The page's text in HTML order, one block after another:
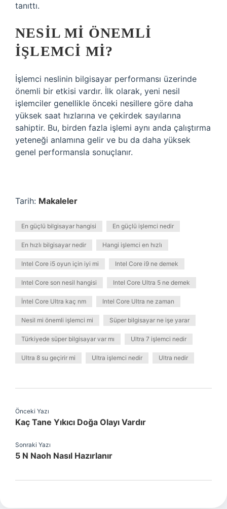
tanıttı.
NESIL MI ÖNEMLI
IŞLEMCI MI?
İşlemci neslinin bilgisayar performansı üzerinde
önemli bir etkisi vardır. İlk olarak, yeni nesil
işlemciler genellikle önceki nesillere göre daha
yüksek saat hızlarına ve çekirdek sayılarına
sahiptir. Bu, birden fazla işlemi aynı anda çalıştırma
yeteneği anlamına gelir ve bu da daha yüksek
genel performansla sonuçlanır.
Tarih: Makaleler
En güçlü bilgisayar hangisi En güçlü işlemci nedir
En hızlı bilgisayar nedir Hangi işlemci en hızlı
Intel Core i5 oyun için iyi mi Intel Core i9 ne demek
Intel Core son nesil hangisi Intel Core Ultra 5 ne demek
İntel Core Ultra kaç nm Intel Core Ultra ne zaman
Nesil mi önemli işlemci mi Süper bilgisayar ne işe yarar
Türkiyede süper bilgisayar var mı Ultra 7 işlemci nedir
Ultra 8 su geçirir mi Ultra işlemci nedir Ultra nedir
Önceki Yazı
Kaç Tane Yıkıcı Doğa Olayı Vardır
Sonraki Yazı
5 N Naoh Nasıl Hazırlanır